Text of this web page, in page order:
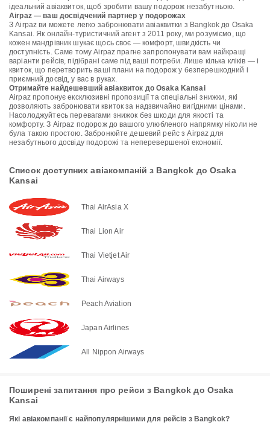
ідеальний авіаквиток, щоб зробити вашу подорож незабутньою.
Airpaz — ваш досвідчений партнер у подорожах
З Airpaz ви можете легко забронювати авіаквитки з Bangkok до Osaka
Kansai. Як онлайн-туристичний агент з 2011 року, ми розуміємо, що
кожен мандрівник шукає щось своє — комфорт, швидкість чи
доступність. Саме тому Airpaz прагне запропонувати вам найкращі
варіанти рейсів, підібрані саме під ваші потреби. Лише кілька кліків — і
квиток, що перетворить ваші плани на подорож у безперешкодний і
приємний досвід, у вас в руках.
Отримайте найдешевший авіаквиток до Osaka Kansai
Airpaz пропонує ексклюзивні пропозиції та спеціальні знижки, які
дозволяють забронювати квиток за надзвичайно вигідними цінами.
Насолоджуйтесь перевагами знижок без шкоди для якості та
комфорту. З Airpaz подорож до вашого улюбленого напрямку ніколи не
була такою простою. Забронюйте дешевий рейс з Airpaz для
незабутнього досвіду подорожі та неперевершеної економії.
Список доступних авіакомпаній з Bangkok до Osaka
Kansai
Thai AirAsia X
Thai Lion Air
Thai Vietjet Air
Thai Airways
Peach Aviation
Japan Airlines
All Nippon Airways
Поширені запитання про рейси з Bangkok до Osaka
Kansai
Які авіакомпанії є найпопулярнішими для рейсів з Bangkok?